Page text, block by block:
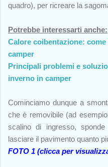
quadro), per ricreare la
Potrebbe interessarti anche:
Calore coibentazione:
camper
Principali problemi e
inverno in camper
Cominciamo dunque a
che è removibile (ad
scalino di ingresso,
lasciare il pavimento quanto
FOTO 1 (clicca per